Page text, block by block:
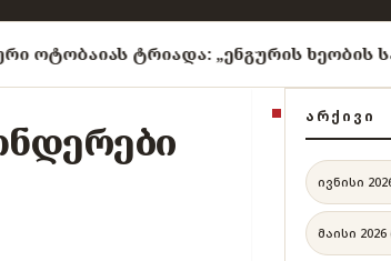
ტრიადა: „ენგურის ხეობის საგა“›
ᲐᲠᲥᲘᲕᲘ
ივნისი
მაისი 2026